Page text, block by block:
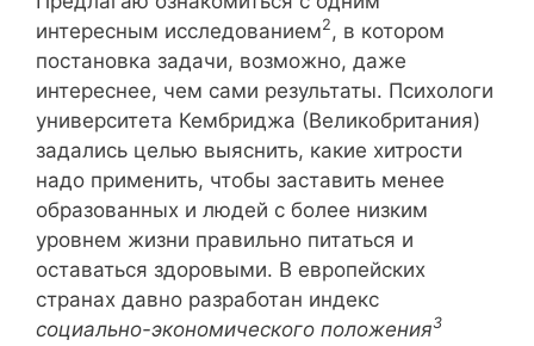
интересным исследованием2, в котором
постановка задачи, возможно, даже
интереснее, чем сами результаты. Психологи
университета Кембриджа (Великобритания)
задались целью выяснить, какие хитрости
надо применить, чтобы заставить менее
образованных и людей с более низким
уровнем жизни правильно питаться и
оставаться здоровыми. В европейских
странах давно разработан индекс
социально-экономического положения3